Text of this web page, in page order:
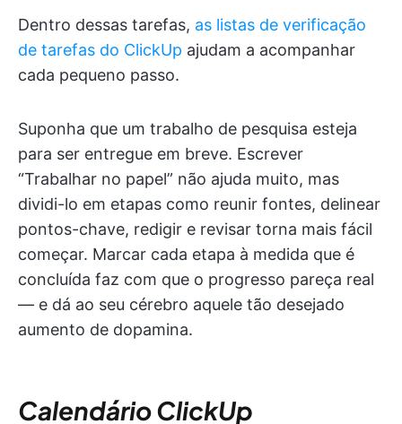
Dentro dessas tarefas, as listas de verificação
de tarefas do ClickUp ajudam a acompanhar
cada pequeno passo.
Suponha que um trabalho de pesquisa esteja
para ser entregue em breve. Escrever
“Trabalhar no papel” não ajuda muito, mas
dividi-lo em etapas como reunir fontes, delinear
pontos-chave, redigir e revisar torna mais fácil
começar. Marcar cada etapa à medida que é
concluída faz com que o progresso pareça real
— e dá ao seu cérebro aquele tão desejado
aumento de dopamina.
Calendário ClickUp